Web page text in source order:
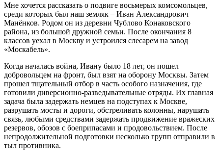
Мне хочется рассказать о подвиге восьмерых комсомольцев,
среди которых был наш земляк – Иван Александрович
Манёнков. Родом он из деревни Чублово Конаковского
района, из большой дружной семьи. После окончания 8
классов уехал в Москву и устроился слесарем на завод
«Москабель».
Когда началась война, Ивану было 18 лет, он пошел
добровольцем на фронт, был взят на оборону Москвы. Затем
прошел тщательный отбор в часть особого назначения, где
готовили диверсионно-разведывательные отряды. Их главная
задача была задержать немцев на подступах к Москве,
разрушать мосты и дороги, обстреливать колонны, нарушать
связь, любыми средствами задержать продвижение вражеских
резервов, обозов с боеприпасами и продовольствием. После
непродолжительной подготовки несколько групп отправили в
тыл противника.